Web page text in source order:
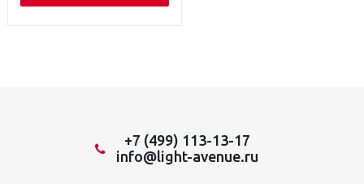
+7 (499) 113-13-17
info@light-avenue.ru